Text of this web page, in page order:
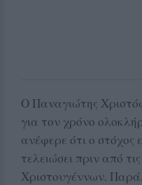
Ο Παναγιώτης
για τον χρόνο
ανέφερε ότι ο στόχος
τελειώσει πριν από
Χριστουγέννων.